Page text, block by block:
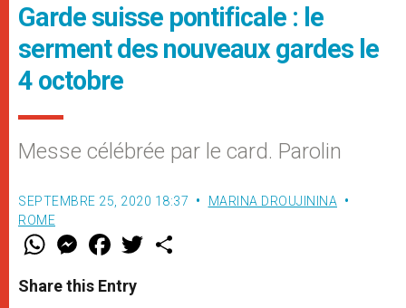
Garde suisse pontificale : le
serment des nouveaux gardes le
4 octobre
Messe célébrée par le card. Parolin
SEPTEMBRE 25, 2020 18:37
MARINA DROUJININA
ROME
W
t
s
M
e
s
e
F
a
e
b
w
Share this Entry